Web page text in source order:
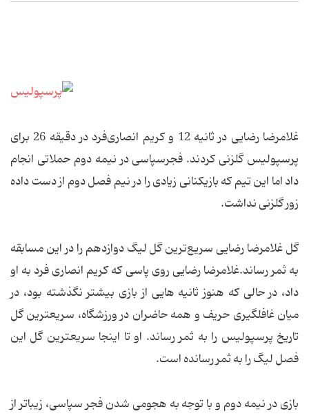
غلامرضا رضایی در ثانیه 12 و کریم انصاری‌فرد در دقیقه 26 برای
پرسپولیس گلزنی کردند. فجرسپاسی در نیمه دوم حملاتی انجام
داد اما این تیم که بازیکنانی زیادی را در نیم فصل دوم از دست داده
زور گلزنی نداشت.
گل غلامرضا رضایی سریع‌ترین گل لیگ دوازدهم را در این مسابقه
به ثمر رساند.غلامرضا رضایی روی پاسی که کریم انصاری فرد به او
داد، در حالی که هنوز ثانیه هایی از بازی بیشتر نگذشته بود، در
میان غافلگیری حریف و همه حاضران در ورزشگاه، سریعترین گل
تاریخ پرسپولیس را به ثمر رساند. او تا اینجا سریعترین گل این
فصل لیگ را به ثمر رسانده است.
بازی در نیمه دوم و با توجه به هجومی شدن فجر سپاسی، زیباتر از